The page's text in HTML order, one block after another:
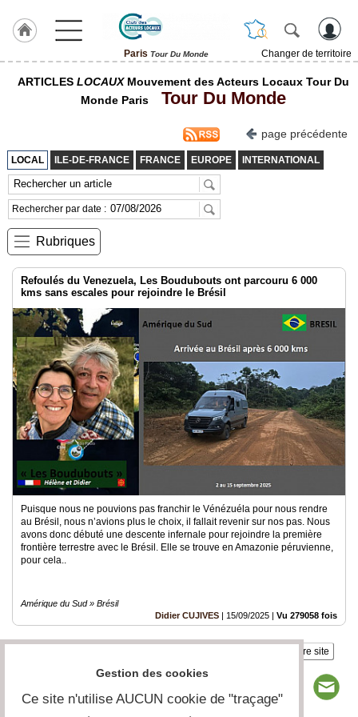
Paris Tour Du Monde
Changer de territoire
LABEL
HULCOQ
Accueil
France
Pour
QUI,
Pourquoi
Le
concept
Nos
Objectifs
Fil
Actualités
Articles
Vidéos
Rubriques
Blogs
propos
Adhésion
partenaire
de
Court
ARTICLES LOCAUXMouvement des Acteurs Locaux Tour Du
Monde Paris
Tour Du Monde
page précédente
LOCAL ILE-DE-FRANCE FRANCE EUROPE INTERNATIONAL
Rechercher par date :
Rubriques
Refoulés du Venezuela, Les Boudubouts ont parcouru 6 000
kms sans escales pour rejoindre le Brésil
Puisque nous ne pouvions pas franchir le Vénézuéla pour nous rendre
au Brésil, nous n’avions plus le choix, il fallait revenir sur nos pas. Nous
avons donc débuté une descente infernale pour rejoindre la première
frontière terrestre avec le Brésil. Elle se trouve en Amazonie péruvienne,
pour cela..
Amérique du Sud » Brésil
Didier CUJIVES | 15/09/2025 | Vu 279058 fois
Insérez sur votre site
Gestion des cookies
Ce site n'utilise AUCUN cookie de "traçage"